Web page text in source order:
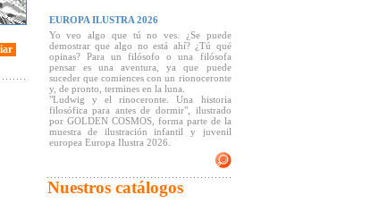
EUROPA ILUSTRA 2026
Yo veo algo que tú no ves. ¿Se puede
demostrar que algo no está ahí? ¿Tú qué
opinas? Para un filósofo o una filósofa
pensar es una aventura, ya que puede
suceder que comiences con un rionoceronte
y, de pronto, termines en la luna.
"Ludwig y el rinoceronte. Una historia
filosófica para antes de dormir", ilustrado
por GOLDEN COSMOS, forma parte de la
muestra de ilustración infantil y juvenil
europea Europa Ilustra 2026.
Nuestros catálogos